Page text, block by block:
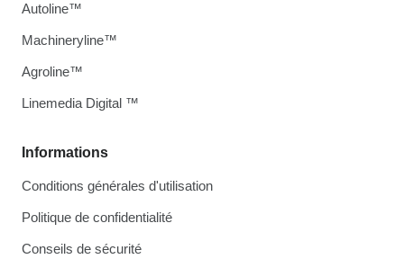
Informations
Conditions générales d'utilisation
Politique de confidentialité
Conseils de sécurité
Autoline™
Machineryline™
Agroline™
Linemedia Digital ™